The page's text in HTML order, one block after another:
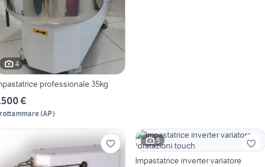
4
professionale 35kg
€
(AP)
5
Impastatrice inverter variatore